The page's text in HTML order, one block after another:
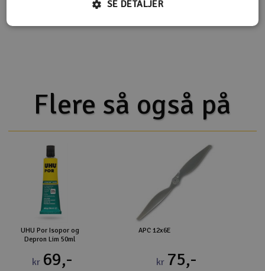
Flere så også på
UHU Por Isopor og
Depron Lim 50ml
kr 69,-
APC 12x6E
kr 75,-
SE DETALJER